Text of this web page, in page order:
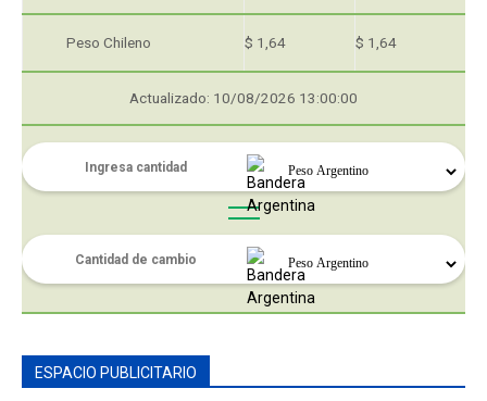
Peso Chileno $ 1,64 $ 1,64
Actualizado: 10/08/2026 13:00:00
ESPACIO PUBLICITARIO